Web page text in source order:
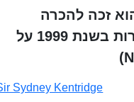
זכה להכרה
בינלאומית, כיהן כשופט בבוטסואנה, ג'רזי וגרנזי, וקיבל תואר אבירות בשנת 1999 על
Sydney Kentridge